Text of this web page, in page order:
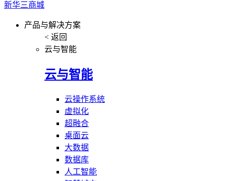
新华三商城
产品与解决方案
< 返回
云与智能
云与智能
云操作系统
虚拟化
超融合
桌面云
大数据
数据库
人工智能